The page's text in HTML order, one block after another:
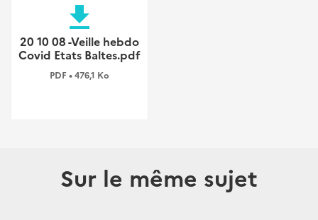
file_download
20 10 08 -Veille hebdo
Covid Etats Baltes.pdf
PDF • 476,1 Ko
Sur le même sujet